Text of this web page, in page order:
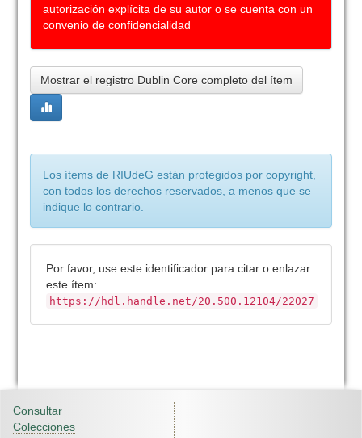
autorización explícita de su autor o se cuenta con un
convenio de confidencialidad
Mostrar el registro Dublin Core completo del ítem
Los ítems de RIUdeG están protegidos por copyright,
con todos los derechos reservados, a menos que se
indique lo contrario.
Por favor, use este identificador para citar o enlazar
este ítem:
https://hdl.handle.net/20.500.12104/22027
Consultar
Colecciones